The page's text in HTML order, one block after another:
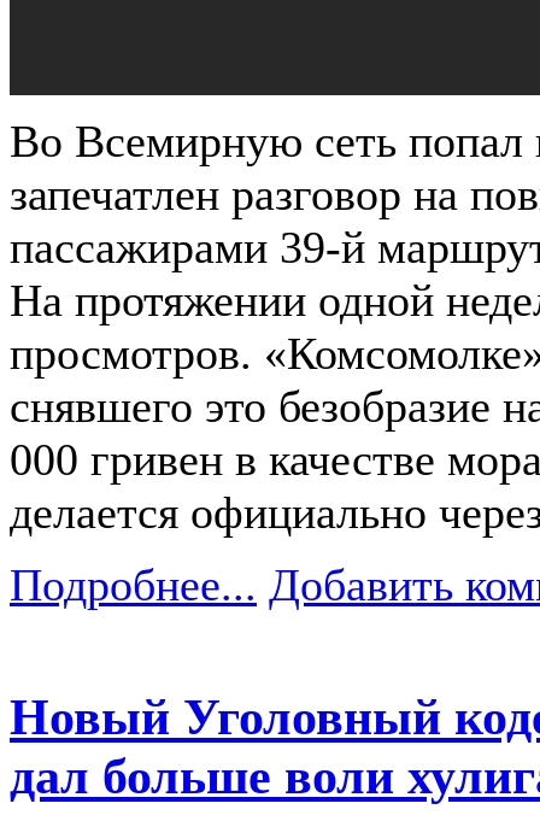
Во Всемирную сеть попал
запечатлен разговор на
пассажирами 39-й
На протяжении одной
просмотров.
снявшего это безобразие
000 гривен в качестве
делается официально
Подробнее... Добавить
Новый Уголовный
дал больше воли